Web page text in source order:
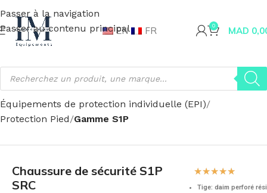
Passer à la navigation
Passer au contenu principal
EN FR 0 MAD
Accueil Sécurité & santé
Équipements de protection individuelle (EPI)
Protection Pied Gamme S1P
Chaussure de sécurité S1P
SRC
☆☆☆☆☆
Tige: daim perforé